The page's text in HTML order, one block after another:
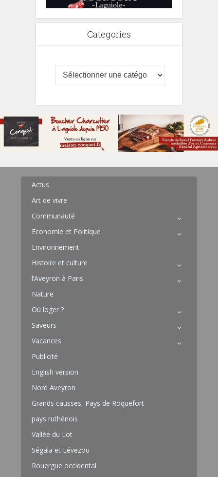
Categories
Actus
Art de vivre
Communauté
Economie et Politique
Environnement
Histoire et culture
l’Aveyron à Paris
Nature
Où loger ?
Saveurs
Vacances
Publicité
English version
Nord Aveyron
Grands causses, Pays de Roquefort
pays ruthénois
Vallée du Lot
Ségala et Lévezou
Rouergue occidental